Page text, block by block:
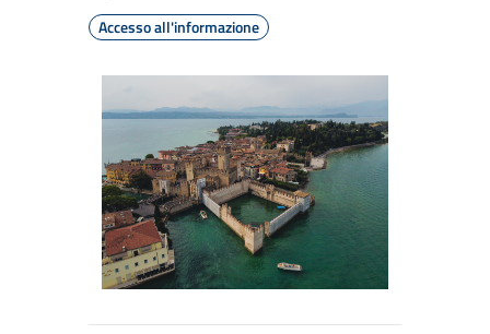
Accesso all'informazione